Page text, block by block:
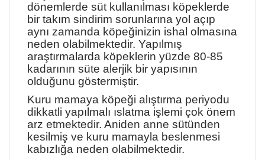
dönemlerde süt kullanılması köpeklerde
bir takım sindirim sorunlarına yol açıp
aynı zamanda köpeğinizin ishal olmasına
neden olabilmektedir. Yapılmış
araştırmalarda köpeklerin yüzde 80-85
kadarının süte alerjik bir yapısının
olduğunu göstermiştir.
Kuru mamaya köpeği alıştırma periyodu
dikkatli yapılmalı ıslatma işlemi çok önem
arz etmektedir. Aniden anne sütünden
kesilmiş ve kuru mamayla beslenmesi
kabızlığa neden olabilmektedir.